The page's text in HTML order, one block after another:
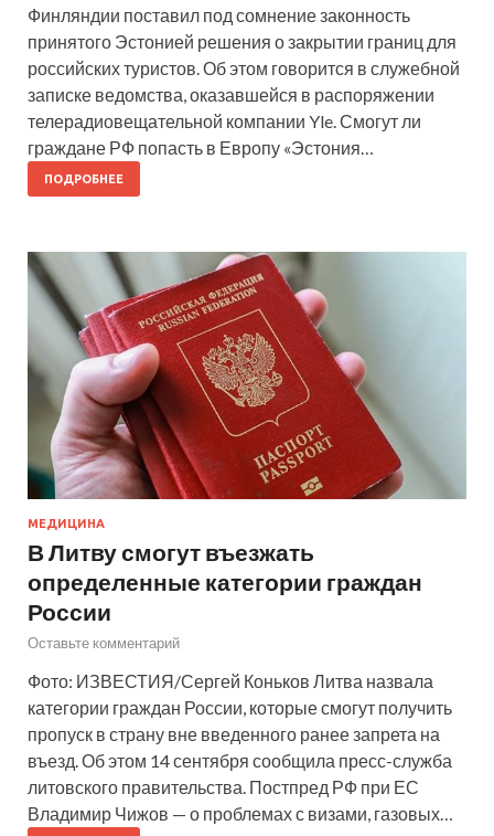
Финляндии поставил под сомнение законность
принятого Эстонией решения о закрытии границ для
российских туристов. Об этом говорится в служебной
записке ведомства, оказавшейся в распоряжении
телерадиовещательной компании Yle. Смогут ли
граждане РФ попасть в Европу «Эстония…
ПОДРОБНЕЕ
МЕДИЦИНА
В Литву смогут въезжать
определенные категории граждан
России
Оставьте комментарий
Фото: ИЗВЕСТИЯ/Сергей Коньков Литва назвала
категории граждан России, которые смогут получить
пропуск в страну вне введенного ранее запрета на
въезд. Об этом 14 сентября сообщила пресс-служба
литовского правительства. Постпред РФ при ЕС
Владимир Чижов — о проблемах с визами, газовых…